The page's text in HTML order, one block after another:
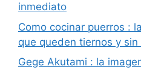
inmediato
Como cocinar puerros :
que queden tiernos y
Gege Akutami : la